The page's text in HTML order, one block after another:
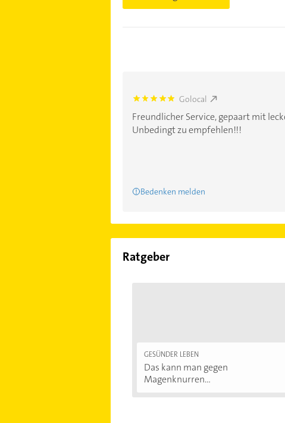
5.0 Golocal
Freundlicher Service, gepaart mit
Unbedingt zu empfehlen!!!
Bedenken melden
Ratgeber
GESÜNDER LEBEN
Das kann man gegen
Magenknurren...